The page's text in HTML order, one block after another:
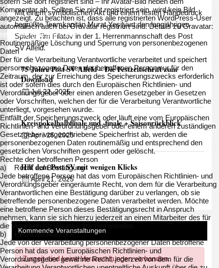
Mit einem symbolischen Akt und einem festen Händedruck
begrüßte Teamkapitän Murat Yeşilyurt den langjährigen
Spieler Tim Filatov in der 1. Herrenmannschaft des Post
SV Alfeld.
75 Jahre Post SV Alfeld – Die Festzeitschrift zum
Download
Juli 22, 2025
Kreispokalhalbfinale und -finale + Saisonrückblick
April 25, 2025
Hilf dem Post SV mit wenigen Klicks
April 21, 2025
Kommende Veranstaltungen
Zurzeit sind keine Veranstaltungen vorhanden.
Kommentar ab. Sollten Sie nicht registriert sein, wird kein Bild
angezeigt. Zu beachten ist, dass alle registrierten WordPress-User
automatisch auch bei Gravatar registriert sind. Details zu Gravatar:
https://de.gravatar.com
Routinemäßige Löschung und Sperrung von personenbezogenen
Daten
Der für die Verarbeitung Verantwortliche verarbeitet und speichert
personenbezogene Daten der betroffenen Person nur für den
Zeitraum, der zur Erreichung des Speicherungszwecks erforderlich
ist oder sofern dies durch den Europäischen Richtlinien- und
Verordnungsgeber oder einen anderen Gesetzgeber in Gesetzen
oder Vorschriften, welchen der für die Verarbeitung Verantwortliche
unterliegt, vorgesehen wurde.
Entfällt der Speicherungszweck oder läuft eine vom Europäischen
Richtlinien- und Verordnungsgeber oder einem anderen zuständigen
Gesetzgeber vorgeschriebene Speicherfrist ab, werden die
personenbezogenen Daten routinemäßig und entsprechend den
gesetzlichen Vorschriften gesperrt oder gelöscht.
Rechte der betroffenen Person
a) Recht auf Bestätigung
Jede betroffene Person hat das vom Europäischen Richtlinien- und
Verordnungsgeber eingeräumte Recht, von dem für die Verarbeitung
Verantwortlichen eine Bestätigung darüber zu verlangen, ob sie
betreffende personenbezogene Daten verarbeitet werden. Möchte
eine betroffene Person dieses Bestätigungsrecht in Anspruch
nehmen, kann sie sich hierzu jederzeit an einen Mitarbeiter des für
die Verarbeitung Verantwortlichen wenden.
b) Recht auf Auskunft
Jede von der Verarbeitung personenbezogener Daten betroffene
Person hat das vom Europäischen Richtlinien- und
Verordnungsgeber gewährte Recht, jederzeit von dem für die